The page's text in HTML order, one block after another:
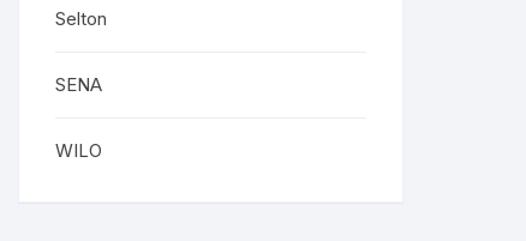
Selton
SENA
WILO